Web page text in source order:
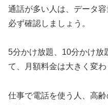
通話が多い人は、データ
必ず確認しましょう。
5分かけ放題、10分かけ放
て、月額料金は大きく変わ
仕事で電話を使う人、高